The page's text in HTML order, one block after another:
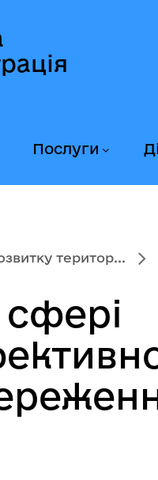
Послуги
територ...